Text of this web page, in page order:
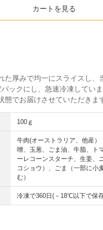
カートを見る
た厚みで均一にスライスし、
ックにし、急速冷凍してい
態でお届けさせていただきま
100ｇ
牛肉(オーストラリア、他産
噌、玉葱、ごま油、牛脂、ト
ーレコーンスターチ、生姜、
コショウ）、ごま（一部に小
む）
冷凍で360日(－18℃以下で保存